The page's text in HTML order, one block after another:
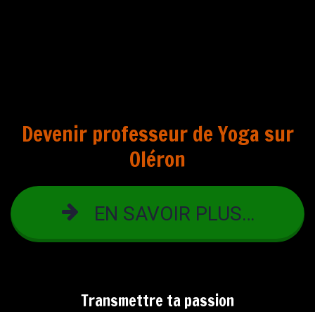
Devenir professeur de Yoga sur
Oléron
EN SAVOIR PLUS…
Transmettre ta passion